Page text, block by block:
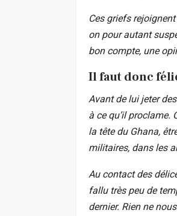
Ces griefs
on pour autant
bon compte, une
Il faut donc
Avant de lui jeter
à ce qu’il proclame.
la tête du Ghana,
militaires, dans les
Au contact des
fallu très peu de
dernier. Rien ne